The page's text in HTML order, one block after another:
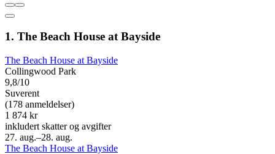
1. The Beach House at Bayside
The Beach House at Bayside
Collingwood Park
9,8/10
Suverent
(178 anmeldelser)
1 874 kr
inkludert skatter og avgifter
27. aug.–28. aug.
The Beach House at Bayside